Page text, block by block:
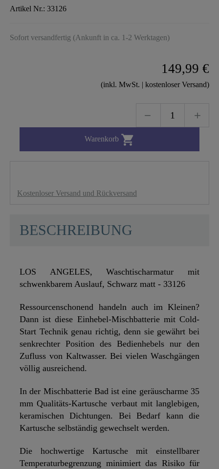
Artikel Nr.: 33126
Sofort versandfertig (Ankunft in ca. 1-2 Werktagen)
149,99 €
(inkl. MwSt. | kostenloser Versand)
Warenkorb 
Kostenloser Versand und Rückversand
BESCHREIBUNG
LOS ANGELES, Waschtischarmatur mit
schwenkbarem Auslauf, Schwarz matt - 33126
Ressourcenschonend handeln auch im Kleinen?
Dann ist diese Einhebel-Mischbatterie mit Cold-
Start Technik genau richtig, denn sie gewährt bei
senkrechter Position des Bedienhebels nur den
Zufluss von Kaltwasser. Bei vielen Waschgängen
völlig ausreichend.
In der Mischbatterie Bad ist eine geräuscharme 35
mm Qualitäts-Kartusche verbaut mit langlebigen,
keramischen Dichtungen. Bei Bedarf kann die
Kartusche selbständig gewechselt werden.
Die hochwertige Kartusche mit einstellbarer
Temperaturbegrenzung minimiert das Risiko für